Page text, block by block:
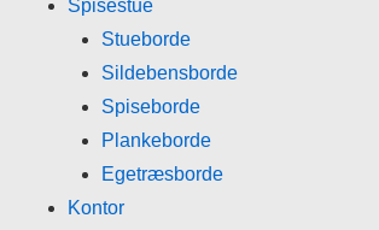
Spisestue
Stueborde
Sildebensborde
Spiseborde
Plankeborde
Egetræsborde
Kontor